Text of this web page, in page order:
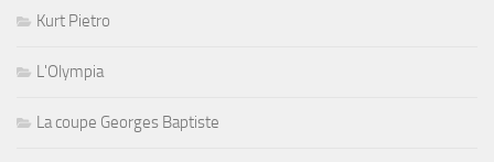
Kurt Pietro
L'Olympia
La coupe Georges Baptiste